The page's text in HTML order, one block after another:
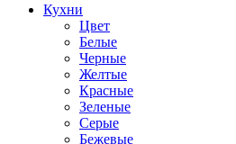
Кухни
Цвет
Белые
Черные
Желтые
Красные
Зеленые
Серые
Бежевые